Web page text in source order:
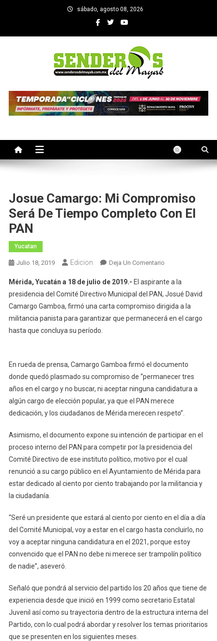
sábado, agosto 08, 2026
SENDEROS DEL MAYAB
Josue Camargo: Mi Compromiso
Será De Tiempo Completo Con El
PAN
Yucatan
Julio 18, 2019 Edicion Deja Un ComentarioEn
Camargo:
Mi
Compromiso
Será
Con
El
PAN
Mérida, Yucatán a 18 de julio de 2019.- El aspirante a la
presidencia del Comité Directivo Municipal del PAN, Josué David
Camargo Gamboa, firmó una carta compromiso dirigida a la
militancia panista para garantizar que permanecerá en el cargo
hasta que concluya su período.
En rueda de prensa, Camargo Gamboa firmó el documento
donde quedó plasmado su compromiso de “permanecer tres
años en el cargo y no buscar, ni aceptar ninguna candidatura a
algún cargo de elección popular, ya que el PAN merece
dedicación, y los ciudadanos de Mérida merecen respeto”.
Asimismo, el documento expone su intención de participar en el
proceso interno del PAN para competir por la presidencia del
Comité Directivo de ese instituto político, motivo por el cual
renunció a su cargo público en el Ayuntamiento de Mérida para
estar dedicado al ciento por ciento trabajando por la militancia y
la ciudadanía.
“Seré un presidente que estará al ciento por ciento en el día a día
del Comité Municipal, voy a estar en el cargo hasta concluirlo, no
voy a aceptar ninguna candidatura en el 2021, porque estoy
convencido que el PAN no debe ni merece ser trampolín político
de nadie”, aseveró.
Señaló que pondrá al servicio del partido los 20 años que tiene de
experiencia desde que inició en 1999 como secretario Estatal
Juvenil así como su trayectoria dentro de la estructura interna del
Partido, con lo cual podrá abordar y resolver los temas prioritarios
que se presenten en los siguientes meses.